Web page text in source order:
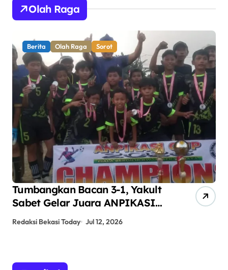
Olah Raga
Berita Olah Raga Sorot
Tumbangkan Bacan 3-1, Yakult
Sabet Gelar Juara ANPIKASI
Redaksi Bekasi Today Jul 12, 2026